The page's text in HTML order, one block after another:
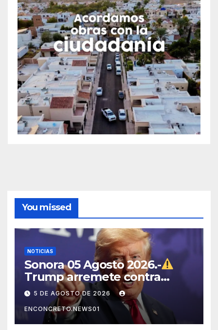
You missed
NOTICIAS
Sonora 05 Agosto 2026.-
Trump arremete contra
México, Canadá y otras
potencias por supuestos
abusos comerciales
5 DE AGOSTO DE 2026
ENCONCRETO.NEWS01